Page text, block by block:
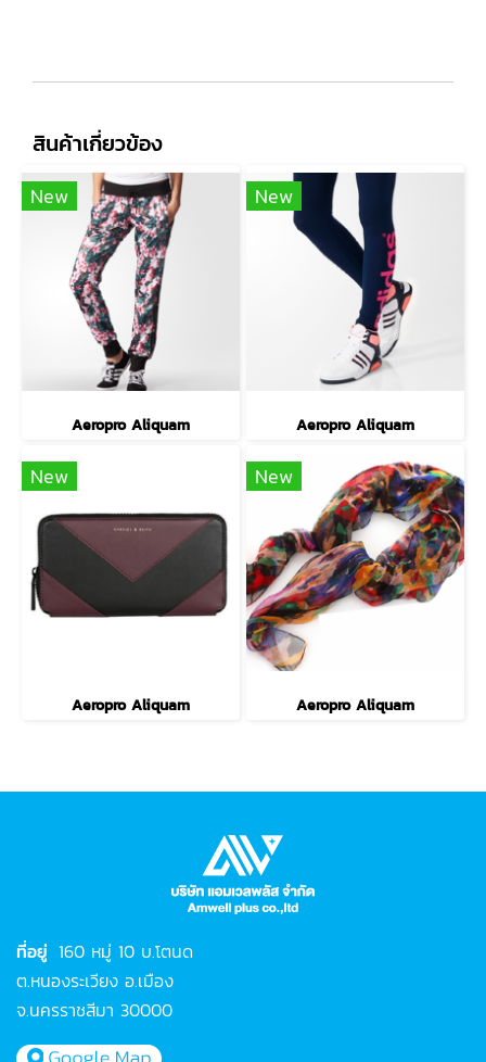
สินค้าเกี่ยวข้อง
New
Aeropro Aliquam
New
Aeropro Aliquam
New
Aeropro Aliquam
New
Aeropro Aliquam
ที่อยู่ 160 หมู่ 10 บ.โตนด
ต.หนองระเวียง อ.เมือง
จ.นครราชสีมา 30000